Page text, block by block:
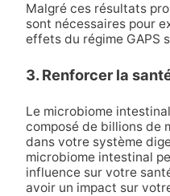
Malgré ces résultats
sont nécessaires pour
effets du régime GAPS
3. Renforcer la
Le microbiome
composé de billions de
dans votre système
microbiome intestinal
influence sur votre
avoir un impact sur